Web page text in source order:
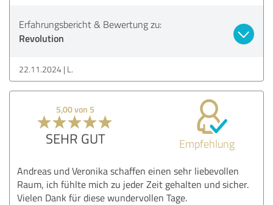
Erfahrungsbericht & Bewertung zu:
Revolution
22.11.2024 L.
5,00 von 5
SEHR GUT Empfehlung
Andreas und Veronika schaffen einen sehr liebevollen
Raum, ich fühlte mich zu jeder Zeit gehalten und sicher.
Vielen Dank für diese wundervollen Tage.